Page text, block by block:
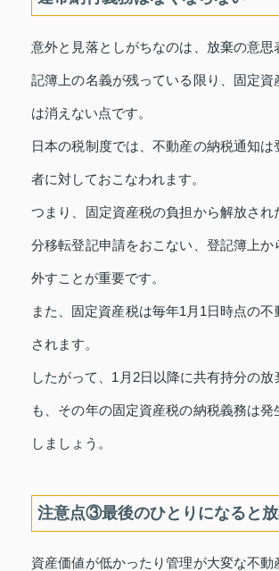
意外と見落としがちなのは、放棄の意思
記簿上の名義が残っている限り、固定資
は消えない点です。
日本の税制度では、不動産の納税通知は
者に対しておこなわれます。
つまり、固定資産税の負担から解放され
分移転登記申請をおこない、登記簿上か
外すことが重要です。
また、固定資産税は毎年1月1日時点の不
されます。
したがって、1月2日以降に共有持分の放
も、その年の固定資産税の納税義務は
しましょう。
注意点③最後のひとりになると
資産価値が低かったり管理が大変な不動